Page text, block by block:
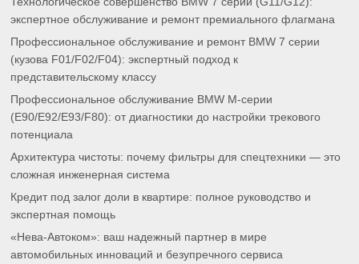
экспертное обслуживание и ремонт премиального флагмана
Профессиональное обслуживание и ремонт BMW 7 серии
(кузова F01/F02/F04): экспертный подход к
представительскому классу
Профессиональное обслуживание BMW M-серии
(E90/E92/E93/F80): от диагностики до настройки трекового
потенциала
Архитектура чистоты: почему фильтры для спецтехники — это
сложная инженерная система
Кредит под залог доли в квартире: полное руководство и
экспертная помощь
«Нева-Автоком»: ваш надежный партнер в мире
автомобильных инноваций и безупречного сервиса